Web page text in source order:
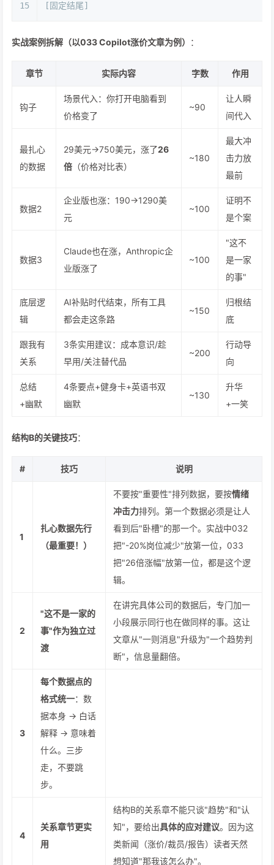
15
[固定结尾]
实战案例拆解（以033 Copilot涨价文章为例） ：
章节 实际内容 字数 作用
钩子
场景代入：你打开电脑看到
价格变了
~90
让人瞬
间代入
最扎心
的数据
29美元→750美元，涨了26
倍 （价格对比表）
~180
最大冲
击力放
最前
数据2
企业版也涨：190→1290美
元
~100
证明不
是个案
数据3
Claude也在涨，Anthropic企
业版涨了
~100
"这不
是一家
的事"
底层逻
辑
AI补贴时代结束，所有工具
都会走这条路
~150
归根结
底
跟我有
关系
3条实用建议：成本意识/趁
早用/关注替代品
~200
行动导
向
总结
+幽默
4条要点+健身卡+英语书双
幽默
~130
升华
+一笑
结构B的关键技巧：
# 技巧 说明
1
扎心数据先行
（最重要！）
不要按"重要性"排列数据，要按情绪
冲击力排列。第一个数据必须是让人
看到后"卧槽"的那一个。实战中032
把"-20%岗位减少"放第一位，033
把"26倍涨幅"放第一位，都是这个逻
辑。
2
"这不是一家的
事"作为独立过
渡
在讲完具体公司的数据后，专门加一
小段展示同行也在做同样的事。这让
文章从"一则消息"升级为"一个趋势判
断"，信息量翻倍。
3
每个数据点的
格式统一：数
据本身 → 白话
解释 → 意味着
什么。三步
走，不要跳
步。
4
关系章节更实
用
结构B的关系章不能只谈"趋势"和"认
知"，要给出具体的应对建议。因为这
类新闻（涨价/裁员/报告）读者天然
想知道"那我该怎么办"。